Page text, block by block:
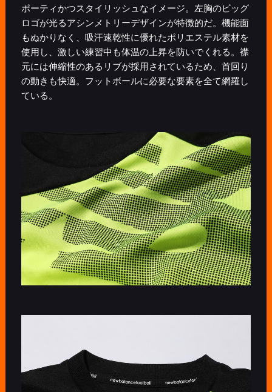
ポーティかつスタイリッシュなイメージ。左胸のビッグ
ロゴが光るアシンメトリーデザインが特徴的だ。機能面
もぬかりなく、吸汗速乾性に優れたポリエステル素材を
使用し、激しい練習中も体温の上昇を防いでくれる。襟
元には伸縮性のあるリブが採用されているため、首回り
の動きも快適。フットボールに必要な要素を全て網羅し
ている。